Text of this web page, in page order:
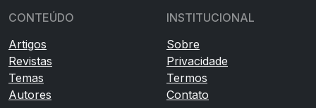
CONTEÚDO
Artigos
Revistas
Temas
Autores
INSTITUCIONAL
Sobre
Privacidade
Termos
Contato